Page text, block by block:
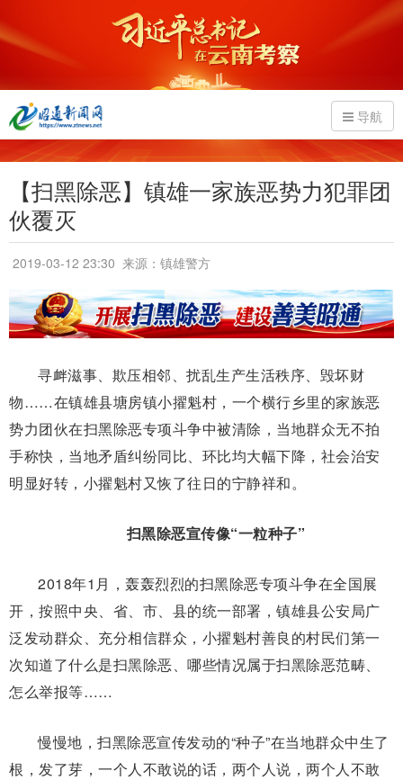
导航
【扫黑除恶】镇雄一家族恶势力犯罪团
伙覆灭
2019-03-12 23:30 来源：镇雄警方
寻衅滋事、欺压相邻、扰乱生产生活秩序、毁坏财
物……在镇雄县塘房镇小擢魁村，一个横行乡里的家族恶
势力团伙在扫黑除恶专项斗争中被清除，当地群众无不拍
手称快，当地矛盾纠纷同比、环比均大幅下降，社会治安
明显好转，小擢魁村又恢了往日的宁静祥和。
扫黑除恶宣传像“一粒种子”
2018年1月，轰轰烈烈的扫黑除恶专项斗争在全国展
开，按照中央、省、市、县的统一部署，镇雄县公安局广
泛发动群众、充分相信群众，小擢魁村善良的村民们第一
次知道了什么是扫黑除恶、哪些情况属于扫黑除恶范畴、
怎么举报等……
慢慢地，扫黑除恶宣传发动的“种子”在当地群众中生了
根，发了芽，一个人不敢说的话，两个人说，两个人不敢